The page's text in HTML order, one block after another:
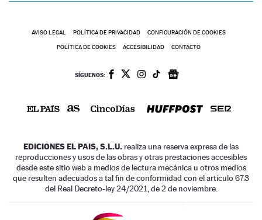
AVISO LEGAL POLÍTICA DE PRIVACIDAD CONFIGURACIÓN DE COOKIES
POLÍTICA DE COOKIES ACCESIBILIDAD CONTACTO
SÍGUENOS:
EDICIONES EL PAIS, S.L.U. realiza una reserva expresa de las
reproducciones y usos de las obras y otras prestaciones accesibles
desde este sitio web a medios de lectura mecánica u otros medios
que resulten adecuados a tal fin de conformidad con el artículo 67.3
del Real Decreto-ley 24/2021, de 2 de noviembre.